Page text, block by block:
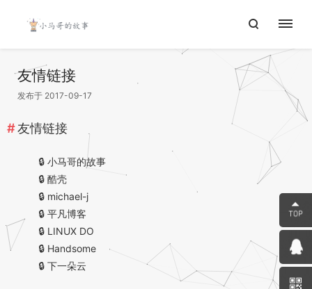
友情链接
发布于 2017-09-17
友情链接
🔒 小马哥的故事
🔒 酷壳
🔒 michael-j
🔒 平凡博客
🔒 LINUX DO
🔒 Handsome
🔒 下一朵云